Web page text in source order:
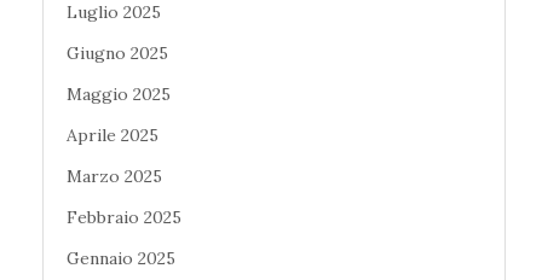
Luglio 2025
Giugno 2025
Maggio 2025
Aprile 2025
Marzo 2025
Febbraio 2025
Gennaio 2025